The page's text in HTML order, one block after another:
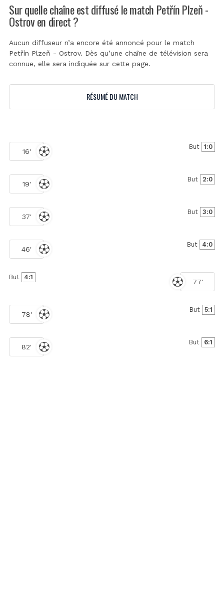
Sur quelle chaîne est diffusé le match Petřín Plzeň -
Ostrov en direct ?
Aucun diffuseur n’a encore été annoncé pour le match
Petřín Plzeň - Ostrov. Dès qu’une chaîne de télévision sera
connue, elle sera indiquée sur cette page.
RÉSUMÉ DU MATCH
16'
But 1:0
19'
But 2:0
37'
But 3:0
46'
But 4:0
77'
But 4:1
78'
But 5:1
82'
But 6:1